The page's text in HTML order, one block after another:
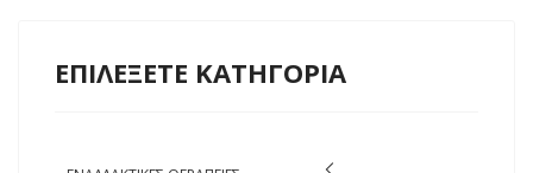
ΕΠΙΛΕΞΕΤΕ ΚΑΤΗΓΟΡΙΑ